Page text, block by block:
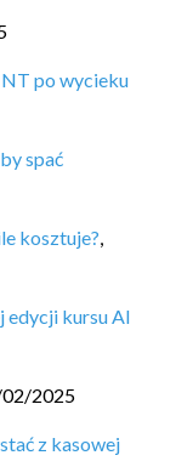
po wycieku
spać
kosztuje?,
edycji kursu AI
2025
z kasowej